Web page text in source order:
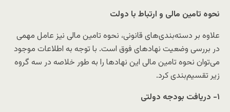
نحوه تامین مالی و ارتباط با دولت
علاوه بر دسته‌بندی‌های قانونی، نحوه تامین مالی نیز عامل مهمی
در بررسی وضعیت نهادهای فوق است. با توجه به اطلاعات موجود
می‌توان نحوه تامین مالی این نهادها را به طور خلاصه در سه گروه
زیر تقسیم‌بندی کرد.
۱- دریافت بودجه دولتی